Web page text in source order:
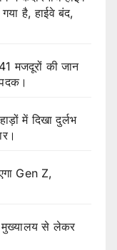
है, हाईवे बंद,
मजदूरों की जान
में दिखा दुर्लभ
Gen Z,
मुख्यालय से लेकर